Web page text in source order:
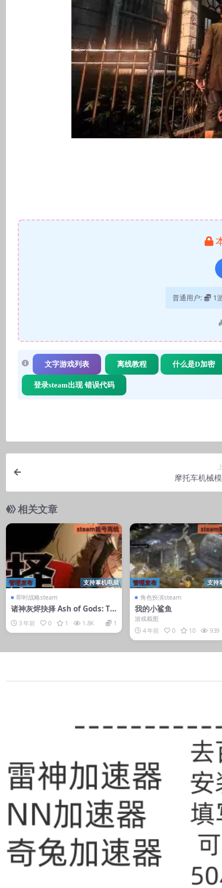
普通用户: 1
文字游戏列表 离线教程 什么是D加密
登录steam出现 错误代码
摩托车机械
相关文章
steam账号离线
支持掌机电脑
管理发布
即时战略steam
诸神灰烬抉择 Ash of Gods: Th
e Way
3 年前 0 1 1.8K 1
steam
支持
管理发布
角色扮演steam
我的小鲨鱼
游戏截图
4 年前
0 10 939